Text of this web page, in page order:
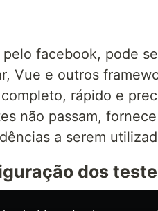
pelo facebook, pode
Vue e outros
rápido e
não passam,
a serem
dos